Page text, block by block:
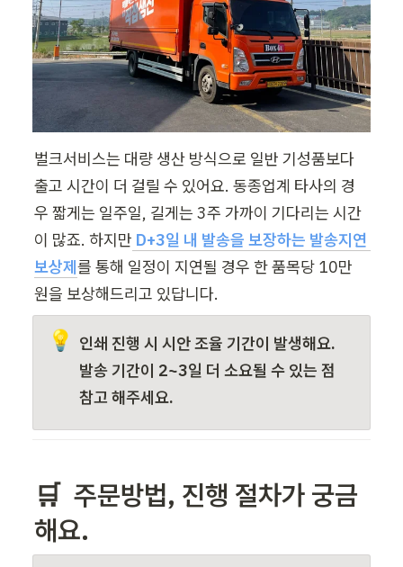
벌크서비스는 대량 생산 방식으로 일반 기성품보다
출고 시간이 더 걸릴 수 있어요. 동종업계 타사의 경
우 짧게는 일주일, 길게는 3주 가까이 기다리는 시간
이 많죠. 하지만 D+3일 내 발송을 보장하는 발송지연
보상제를 통해 일정이 지연될 경우 한 품목당 10만
원을 보상해드리고 있답니다.
💡 인쇄 진행 시 시안 조율 기간이 발생해요.
발송 기간이 2~3일 더 소요될 수 있는 점
참고 해주세요.
🛒 주문방법, 진행 절차가 궁금
해요.